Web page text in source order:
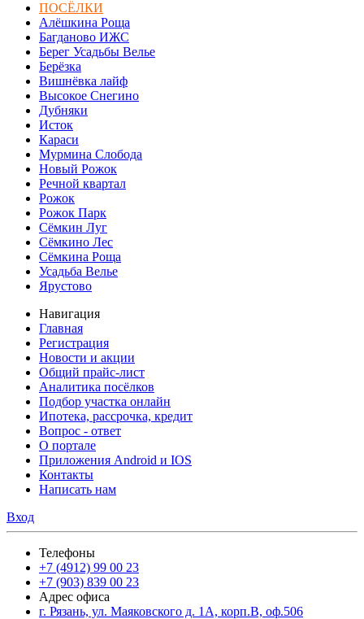
ПОСЁЛКИ
Алёшкина Роща
Багданово ИЖС
Берег Усадьбы Велье
Берёзка
Вишнёвка лайф
Высокое Снегино
Дубняки
Исток
Караси
Мурмина Слобода
Новый Рожок
Речной квартал
Рожок
Рожок Парк
Сёмкин Луг
Сёмкино Лес
Сёмкина Роща
Усадьба Велье
Ярустово
Навигация
Главная
Регистрация
Новости и акции
Общий прайс-лист
Аналитика посёлков
Подбор участка онлайн
Ипотека, рассрочка, кредит
Вопрос - ответ
О портале
Приложения Android и IOS
Контакты
Написать нам
Вход
Телефоны
+7 (4912) 99 00 23
+7 (903) 839 00 23
Адрес офиса
г. Рязань, ул. Маяковского д. 1А, корп.В, оф.506